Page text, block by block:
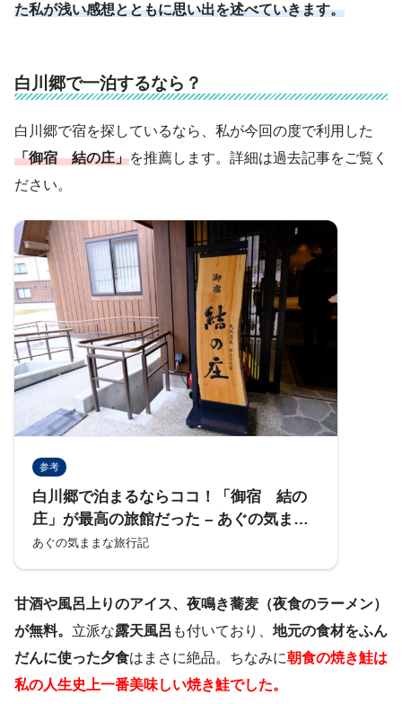
た私が浅い感想とともに思い出を述べていきます。
白川郷で一泊するなら？
白川郷で宿を探しているなら、私が今回の度で利用した
「御宿 結の庄」を推薦します。詳細は過去記事をご覧く
ださい。
参考
白川郷で泊まるならココ！「御宿 結の
庄」が最高の旅館だった – あぐの気まま
な旅行記
あぐの気ままな旅行記
甘酒や風呂上りのアイス、夜鳴き蕎麦（夜食のラーメン）
が無料。 立派な露天風呂 も付いており、 地元の食材をふん
だんに使った夕食はまさに絶品。ちなみに朝食の焼き鮭は
私の人生史上一番美味しい焼き鮭でした。